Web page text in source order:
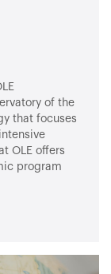
of the
that focuses
OLE offers
program